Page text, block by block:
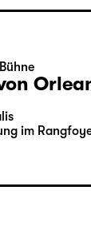
Tiedtke
im Rangfoyer